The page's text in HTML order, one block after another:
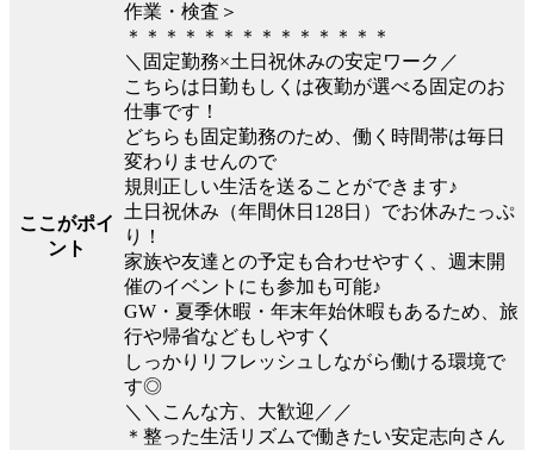
ここがポイ
ント
作業・検査＞
＊＊＊＊＊＊＊＊＊＊＊＊＊＊
＼固定勤務×土日祝休みの安定ワーク／
こちらは日勤もしくは夜勤が選べる固定のお
仕事です！
どちらも固定勤務のため、働く時間帯は毎日
変わりませんので
規則正しい生活を送ることができます♪
土日祝休み（年間休日128日）でお休みたっぷ
り！
家族や友達との予定も合わせやすく、週末開
催のイベントにも参加も可能♪
GW・夏季休暇・年末年始休暇もあるため、旅
行や帰省などもしやすく
しっかりリフレッシュしながら働ける環境で
す◎
＼＼こんな方、大歓迎／／
＊整った生活リズムで働きたい安定志向さん